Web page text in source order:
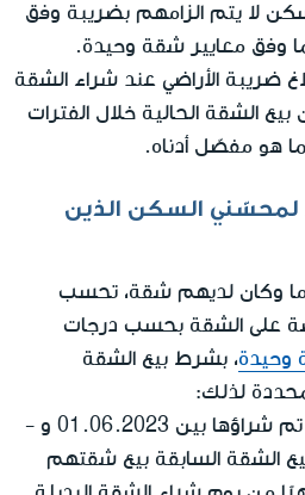
لا يتم الزامهم بضريبة وفق
وفق معايير شقة وحيدة.
ضريبة الأراضي عند شراء الشقة
الشقة الحالية خلال الفترات
هو مفصّل أدناه.
السكن الذين
وكان لديهم شقة، تحسب
على الشقة بحسب درجات
وحيدة، بشرط بيع الشقة
لذلك:
بالنسبة للشقق التي تم شراؤها بين 01.06.2023 و -
يجب بيع الشقة السابقة بيع شقتهم